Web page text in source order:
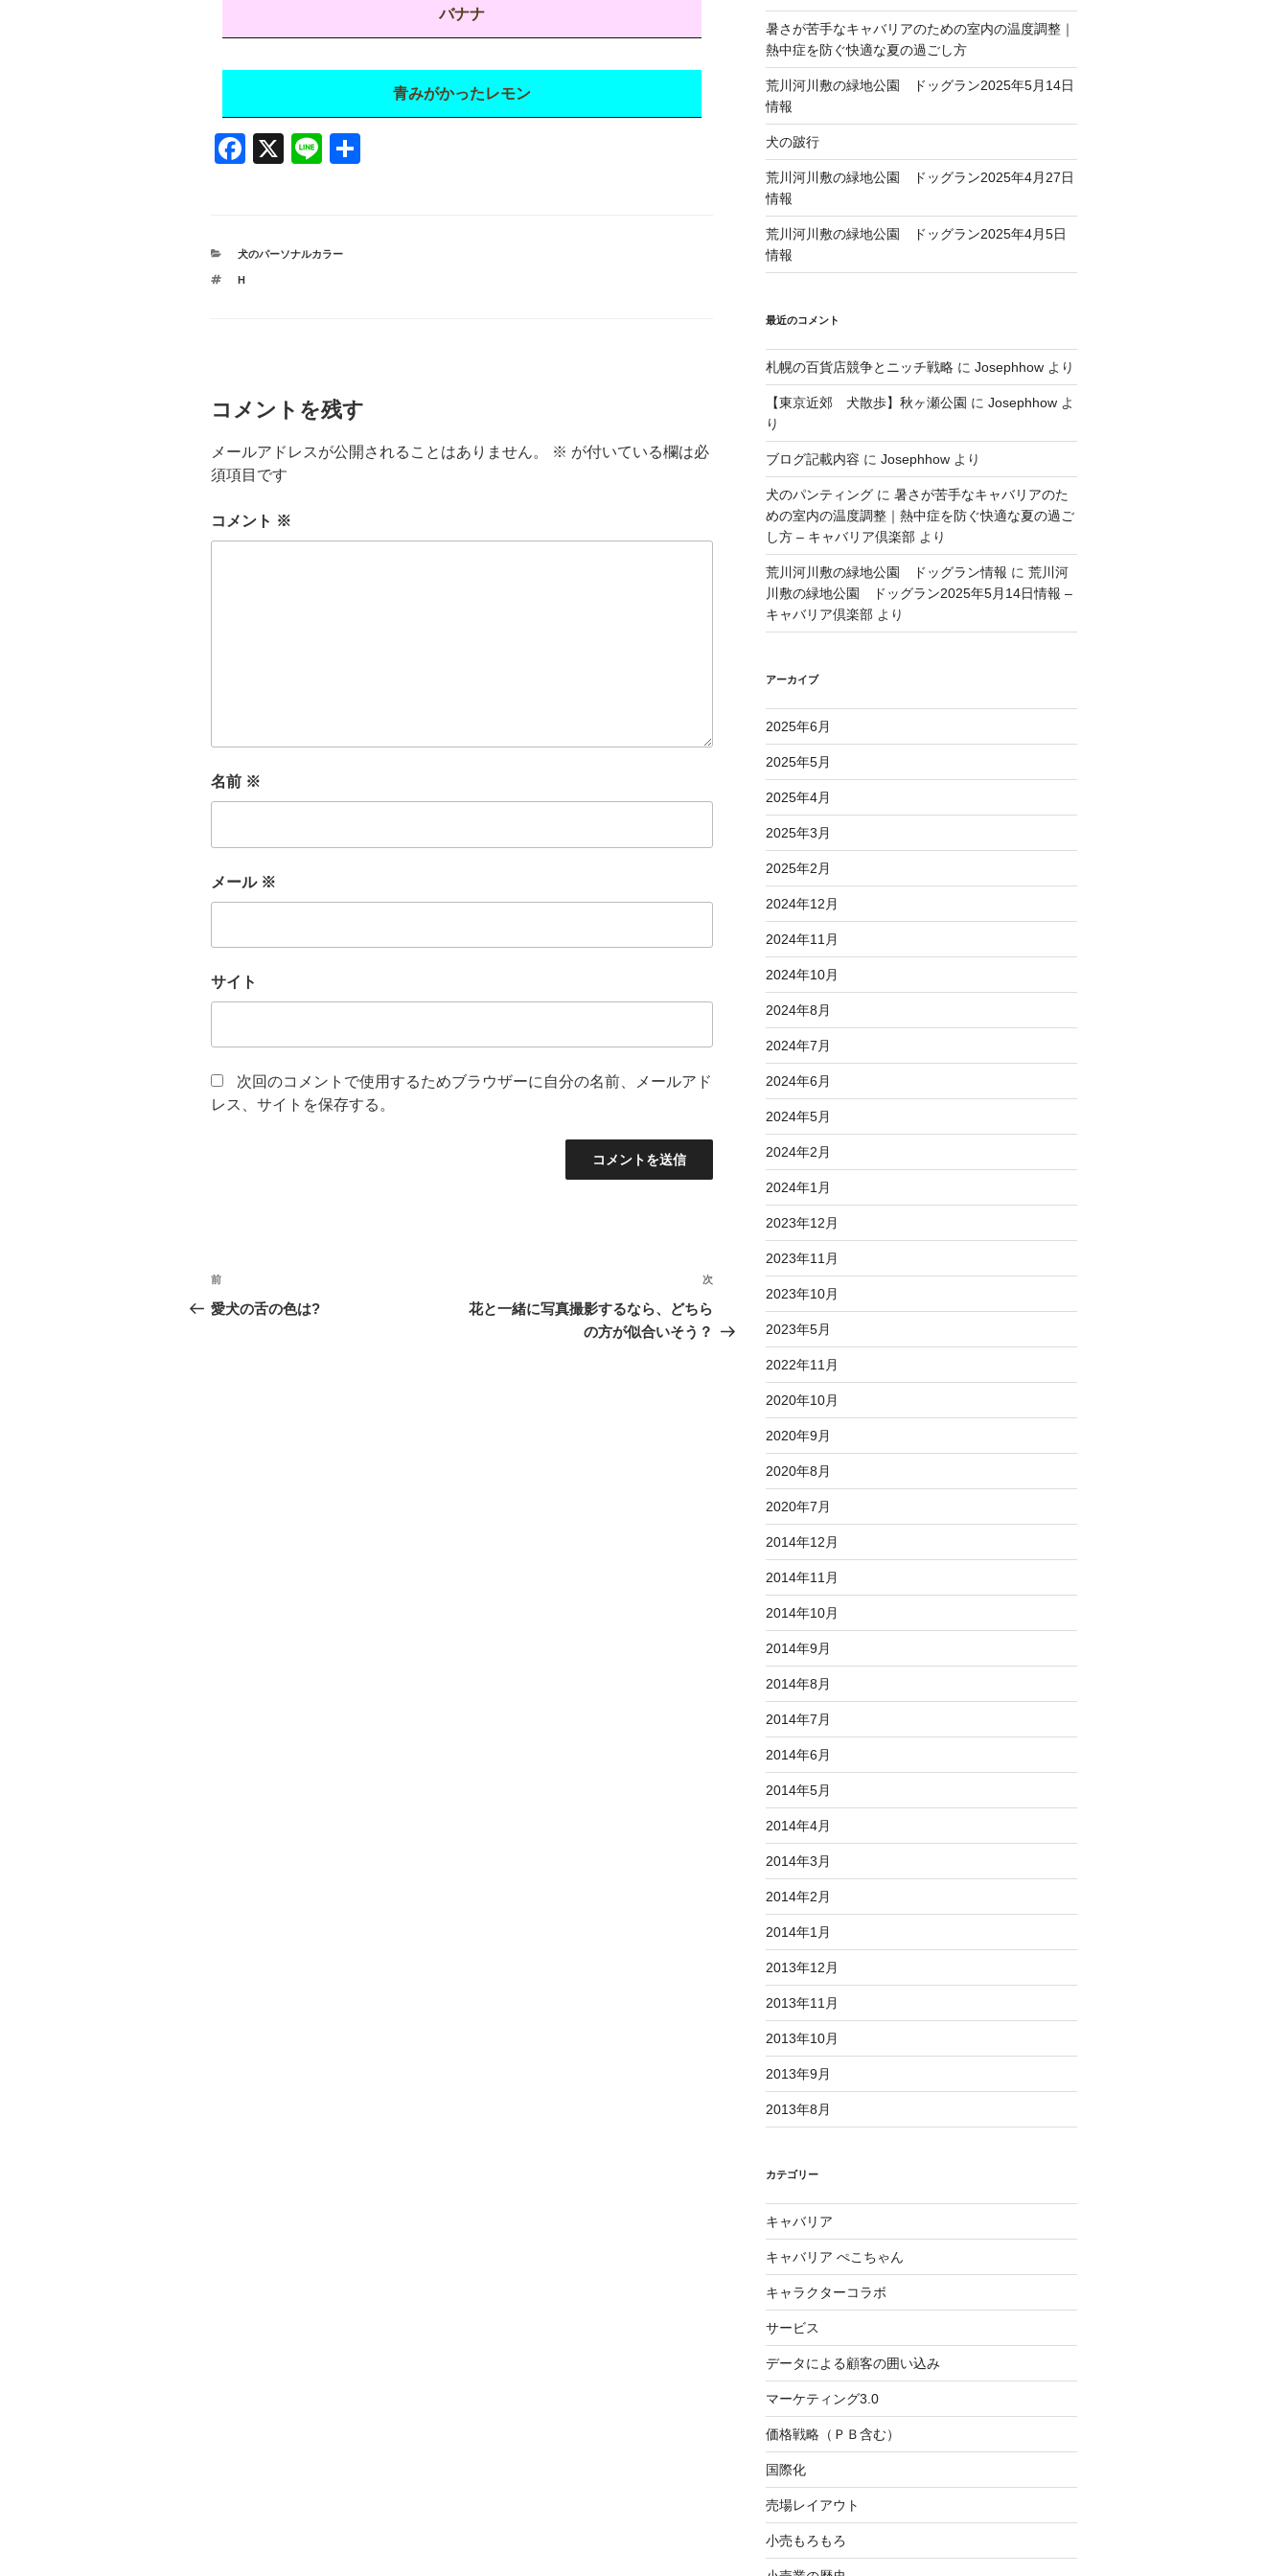
バナナ
青みがかったレモン
F
e
b
X
Li
カ
ゴ
犬のパーソナルカラー
タ
H
コメントを残す
メールアドレスが公開されることはありません。 ※ が付いている欄は必
須項目です
コメント ※
名前 ※
メール ※
サイト
次回のコメントで使用するためブラウザーに自分の名前、メールアド
レス、サイトを保存する。
投
稿
過
去
前
愛犬の舌の色は?
次
投
次
花と一緒に写真撮影するなら、どちら
の方が似合いそう？
暑さが苦手なキャバリアのための室内の温度調整｜
熱中症を防ぐ快適な夏の過ごし方
荒川河川敷の緑地公園 ドッグラン2025年5月14日
情報
犬の跛行
荒川河川敷の緑地公園 ドッグラン2025年4月27日
情報
荒川河川敷の緑地公園 ドッグラン2025年4月5日
情報
最近のコメント
札幌の百貨店競争とニッチ戦略に Josephhowより
【東京近郊 犬散歩】秋ヶ瀬公園 に Josephhowよ
り
ブログ記載内容 に Josephhowより
犬のパンティングに 暑さが苦手なキャバリアのた
めの室内の温度調整｜熱中症を防ぐ快適な夏の過ご
し方 – キャバリア倶楽部より
荒川河川敷の緑地公園 ドッグラン情報 に 荒川河
川敷の緑地公園 ドッグラン2025年5月14日情報 –
キャバリア倶楽部より
アーカイブ
2025年6月
2025年5月
2025年4月
2025年3月
2025年2月
2024年12月
2024年11月
2024年10月
2024年8月
2024年7月
2024年6月
2024年5月
2024年2月
2024年1月
2023年12月
2023年11月
2023年10月
2023年5月
2022年11月
2020年10月
2020年9月
2020年8月
2020年7月
2014年12月
2014年11月
2014年10月
2014年9月
2014年8月
2014年7月
2014年6月
2014年5月
2014年4月
2014年3月
2014年2月
2014年1月
2013年12月
2013年11月
2013年10月
2013年9月
2013年8月
カテゴリー
キャバリア
キャバリア ぺこちゃん
キャラクターコラボ
サービス
データによる顧客の囲い込み
マーケティング3.0
価格戦略（ＰＢ含む）
国際化
売場レイアウト
小売もろもろ